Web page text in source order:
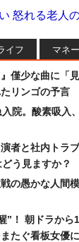
怒れる老人
イフ マネー
僅少な曲に「
リンゴの予言
入院。酸素吸入
者と社内トラ
う見ますか？
の愚かな人間
”！ 朝ドラから
たぐ看板女優に